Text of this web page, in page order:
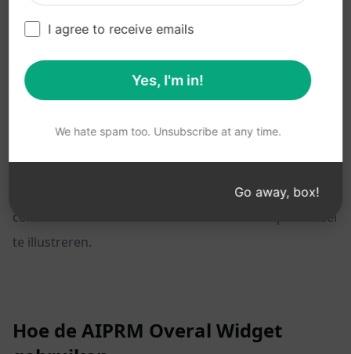
De volgende revolutie op het gebied van
contentcreatie begint hier.
Voeg AI toe aan je zoekervaring op het web met deze
subtiele maar impactvolle widget. Het kan een
revolutie teweegbrengen in de manier waarop je
content creëert. Hier is een use case om het potentieel
te illustreren.
Hoe de AIPRM Overal Widget
I agree to receive emails
Yes, I'm in!
We hate spam too. Unsubscribe at any time.
Go away, box!